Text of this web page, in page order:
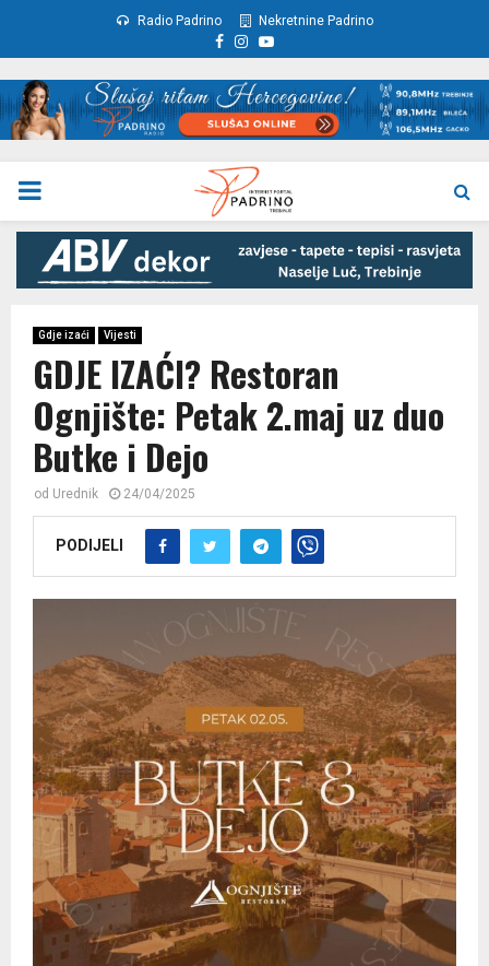
Radio Padrino Nekretnine Padrino
Facebook
Instagram
Youtube
PRIMARY
MENU
Gdje izaći Vijesti
GDJE IZAĆI? Restoran
Ognjište: Petak 2.maj uz duo
Butke i Dejo
od Urednik 24/04/2025
PODIJELI